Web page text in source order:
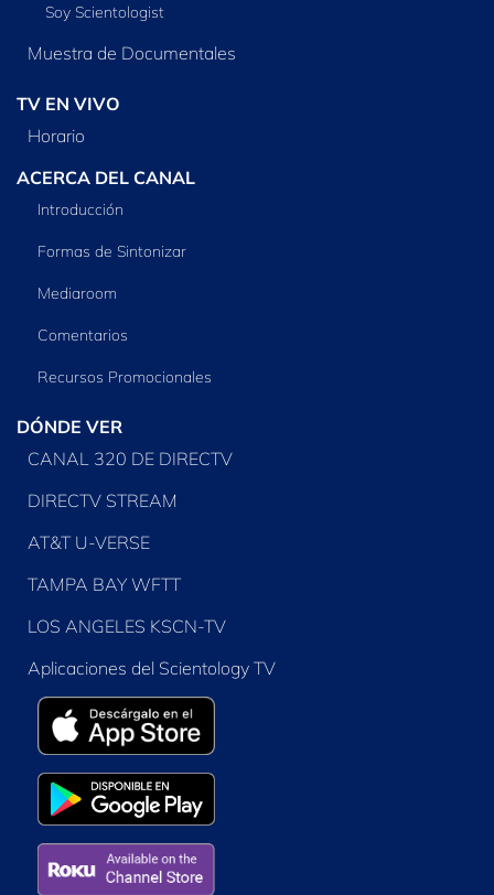
Soy Scientologist
Muestra de Documentales
TV EN VIVO
Horario
ACERCA DEL CANAL
Introducción
Formas de Sintonizar
Mediaroom
Comentarios
Recursos Promocionales
DÓNDE VER
CANAL 320 DE DIRECTV
DIRECTV STREAM
AT&T U-VERSE
TAMPA BAY WFTT
LOS ANGELES KSCN-TV
Aplicaciones del Scientology TV